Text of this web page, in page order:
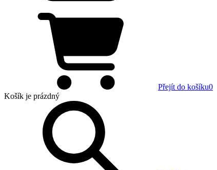
Přejít do košíku0
Košík je prázdný